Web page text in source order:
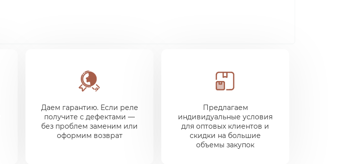
Даем гарантию. Если реле
получите с дефектами —
без проблем заменим или
оформим возврат
Предлагаем
индивидуальные условия
для оптовых клиентов и
скидки на большие
объемы закупок